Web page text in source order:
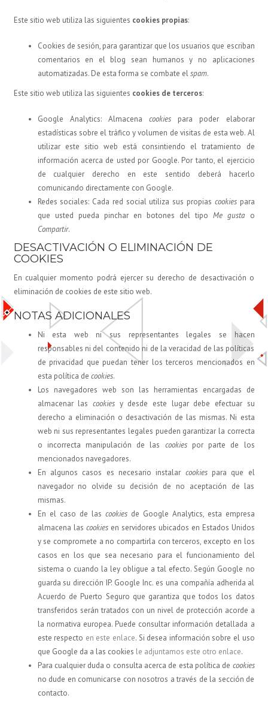
Este sitio web utiliza las siguientes cookies propias:
Cookies de sesión, para garantizar que los usuarios que escriban
comentarios en el blog sean humanos y no aplicaciones
automatizadas. De esta forma se combate elspam.
Este sitio web utiliza las siguientes cookies de terceros:
Google Analytics: Almacena cookies para poder elaborar
estadísticas sobre el tráfico y volumen de visitas de esta web. Al
utilizar este sitio web está consintiendo el tratamiento de
información acerca de usted por Google. Por tanto, el ejercicio
de cualquier derecho en este sentido deberá hacerlo
comunicando directamente con Google.
Redes sociales: Cada red social utiliza sus propias cookiespara
que usted pueda pinchar en botones del tipoMe gusta o
Compartir.
DESACTIVACIÓN O ELIMINACIÓN DE
COOKIES
En cualquier momento podrá ejercer su derecho de desactivación o
eliminación de cookies de este sitio web.
NOTAS ADICIONALES
Ni esta web ni sus representantes legales se hacen
responsables ni del contenido ni de la veracidad de las políticas
de privacidad que puedan tener los terceros mencionados en
esta política de cookies.
Los navegadores web son las herramientas encargadas de
almacenar las cookiesy desde este lugar debe efectuar su
derecho a eliminación o desactivación de las mismas. Ni esta
web ni sus representantes legales pueden garantizar la correcta
o incorrecta manipulación de las cookiespor parte de los
mencionados navegadores.
En algunos casos es necesario instalar cookiespara que el
navegador no olvide su decisión de no aceptación de las
mismas.
En el caso de las cookiesde Google Analytics, esta empresa
almacena las cookiesen servidores ubicados en Estados Unidos
y se compromete a no compartirla con terceros, excepto en los
casos en los que sea necesario para el funcionamiento del
sistema o cuando la ley obligue a tal efecto. Según Google no
guarda su dirección IP. Google Inc. es una compañía adherida al
Acuerdo de Puerto Seguro que garantiza que todos los datos
transferidos serán tratados con un nivel de protección acorde a
la normativa europea. Puede consultar información detallada a
este respecto en este enlace. Si desea información sobre el uso
que Google da a las cookies le adjuntamos este otro enlace.
Para cualquier duda o consulta acerca de esta política de cookies
no dude en comunicarse con nosotros a través de la sección de
contacto.